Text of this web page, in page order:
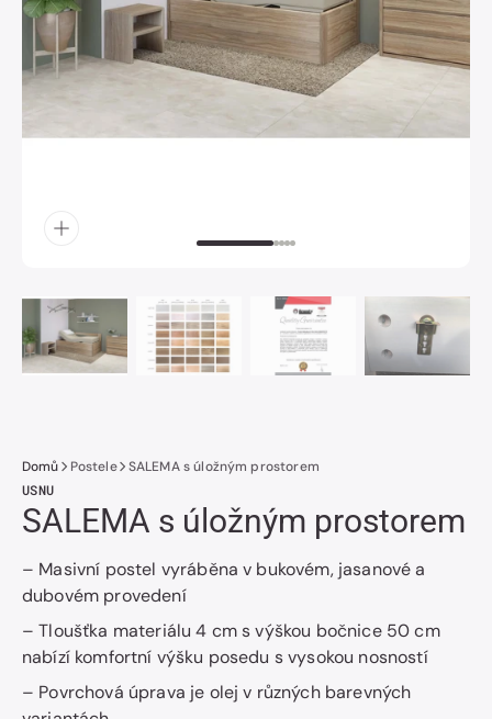
číslo
1
v
galerii.
Domů Postele
SALEMA s úložným prostorem
USNU
SALEMA s úložným prostorem
– Masivní postel vyráběna v bukovém, jasanové a
dubovém provedení
– Tloušťka materiálu 4 cm s výškou bočnice 50 cm
nabízí komfortní výšku posedu s vysokou nosností
– Povrchová úprava je olej v různých barevných